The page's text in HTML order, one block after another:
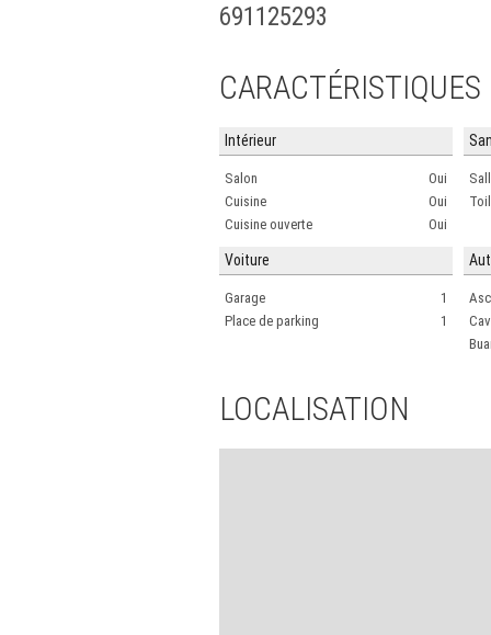
691125293
CARACTÉRISTIQUES
Intérieur
Salon
Oui
Cuisine
Oui
Cuisine ouverte
Oui
Voiture
Garage
1
Place de parking
1
LOCALISATION